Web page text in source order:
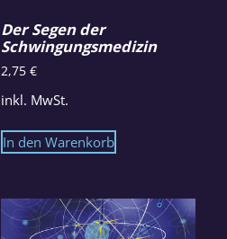
Der Segen der
Schwingungsmedizin
2,75 €
inkl. MwSt.
In den Warenkorb